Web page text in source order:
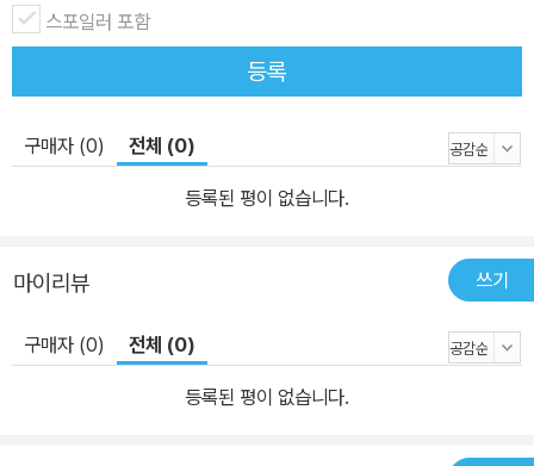
스포일러 포함
등록
구매자 (0) 전체 (0)
등록된 평이 없습니다.
마이리뷰 쓰기
구매자 (0) 전체 (0)
등록된 평이 없습니다.